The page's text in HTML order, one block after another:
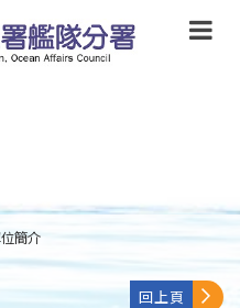
簡介
回上頁